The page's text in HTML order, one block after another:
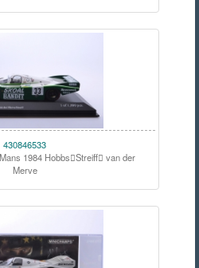
430846533
1984 HobbsStreiff van der
Merve